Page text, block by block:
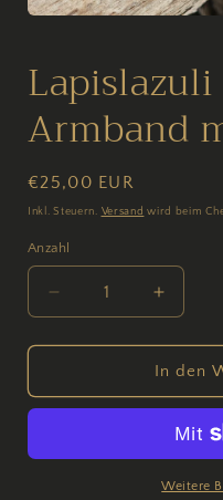
Modal
öffnen
Armband
Normaler
Preis
€25,00 EUR
Inkl. Steuern. Versand wird beim
Anzahl
Anzahl
Verringere
die
Menge
Lapislazuli
Armband
Erhöhe
die
Menge
für
mit
In den
Weitere